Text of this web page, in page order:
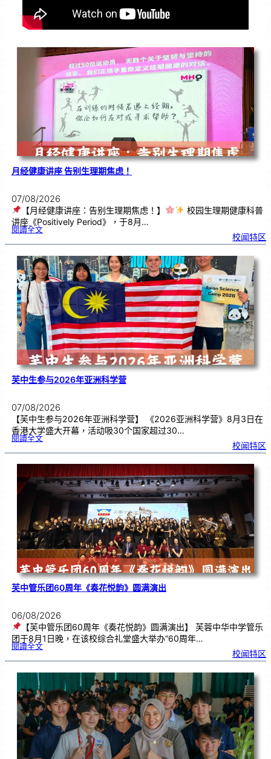
月经健康讲座 告别生理期焦虑！
07/08/2026
【月经健康讲座：告别生理期焦虑！】
校园生理期健康科普
讲座《Positively Period》，于8月…
閱讀全文:月
健
康
座
告
别
生
理
期
焦
虑
！
校闻特区
芙中生参与2026年亚洲科学营
07/08/2026
【芙中生参与2026年亚洲科学营】 《2026亚洲科学营》8月3日在
香港大学盛大开幕，活动吸30个国家超过30…
閱讀全文:芙
参
2
0
2
6
年
亚
洲
科
校闻特区
芙中管乐团60周年《奏花悦韵》圆满演出
06/08/2026
【芙中管乐团60周年《奏花悦韵》圆满演出】 芙蓉中华中学管乐
团于8月1日晚，在该校综合礼堂盛大举办“60周年…
閱讀全文:芙
管
乐
6
0
《
奏
花
悦
韵
》
圆
满
演
出
校闻特区